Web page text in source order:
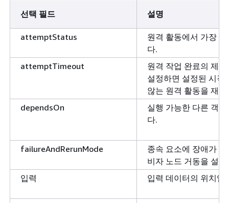
선택 필드 설명
attemptStatus
원격 활동에서 가장
다.
attemptTimeout
원격 작업 완료의 제
설정하면 설정된 시작
않는 원격 활동을 재
dependsOn
실행 가능한 다른 객
다.
failureAndRerunMode
종속 요소에 장애가
비자 노드 거동을 설
입력
입력 데이터의 위치입